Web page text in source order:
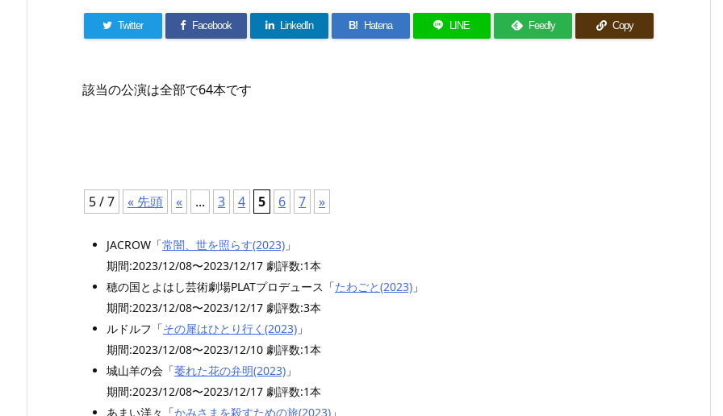
Twitter Facebook LinkedIn B! Hatena LINE Feedly Copy
該当の公演は全部で64本です
5 / 7 « 先頭 « ... 3 4 5 6 7 »
JACROW「常闇、世を照らす(2023) 」
期間:2023/12/08〜2023/12/17 劇評数:1本
穂の国とよはし芸術劇場PLATプロデュース「たわごと(2023) 」
期間:2023/12/08〜2023/12/17 劇評数:3本
ルドルフ「その犀はひとり行く(2023) 」
期間:2023/12/08〜2023/12/10 劇評数:1本
城山羊の会「萎れた花の弁明(2023) 」
期間:2023/12/08〜2023/12/17 劇評数:1本
あまい洋々「かみさまを殺すための旅(2023) 」